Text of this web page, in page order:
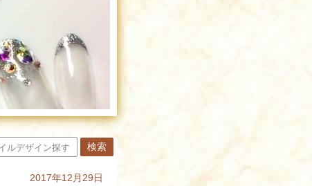
2017年12月29日